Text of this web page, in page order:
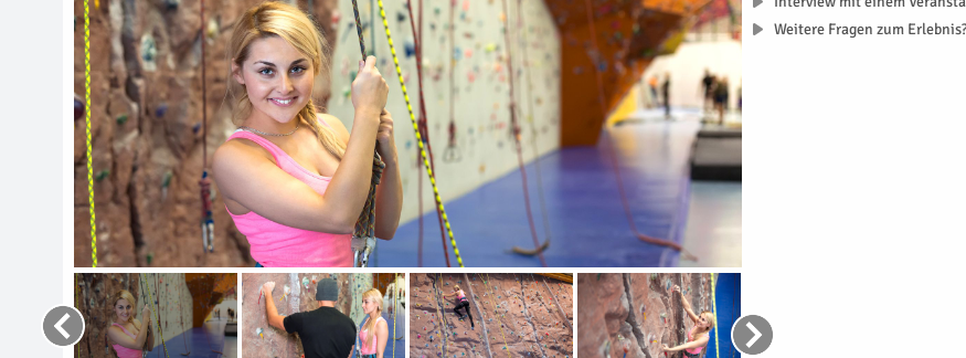
Weitere Fragen zum